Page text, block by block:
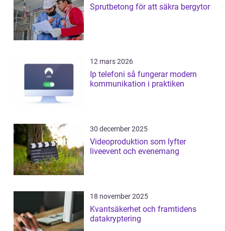
Sprutbetong för att säkra bergytor
12 mars 2026
Ip telefoni så fungerar modern
kommunikation i praktiken
30 december 2025
Videoproduktion som lyfter
liveevent och evenemang
18 november 2025
Kvantsäkerhet och framtidens
datakryptering